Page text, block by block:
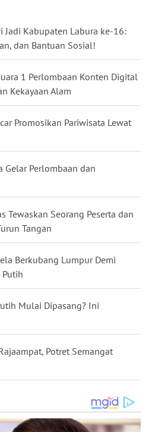
Jadi Kabupaten Labura ke-16:
dan Bantuan Sosial!
1 Perlombaan Konten Digital
Kekayaan Alam
Promosikan Pariwisata Lewat
Gelar Perlombaan dan
Tewaskan Seorang Peserta dan
Tangan
Berkubang Lumpur Demi
Putih
Mulai Dipasang? Ini
Potret Semangat